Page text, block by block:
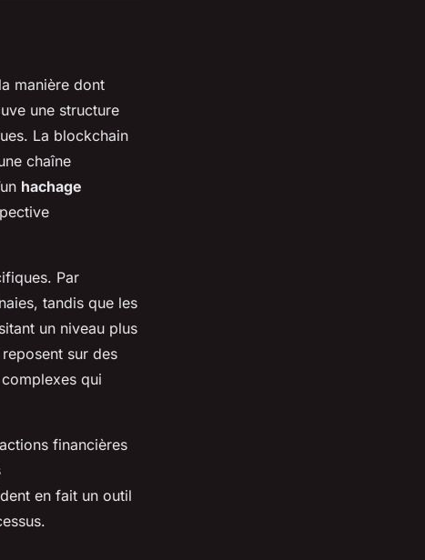
manière dont
une structure
La blockchain
chaîne
hachage
Par
tandis que les
un niveau plus
reposent sur des
qui
financières
en fait un outil